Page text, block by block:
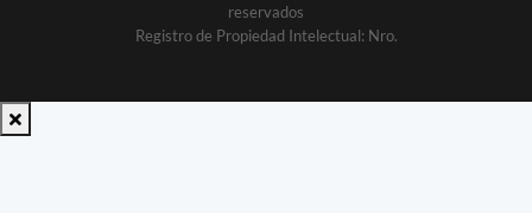
reservados
Registro de Propiedad Intelectual: Nro.